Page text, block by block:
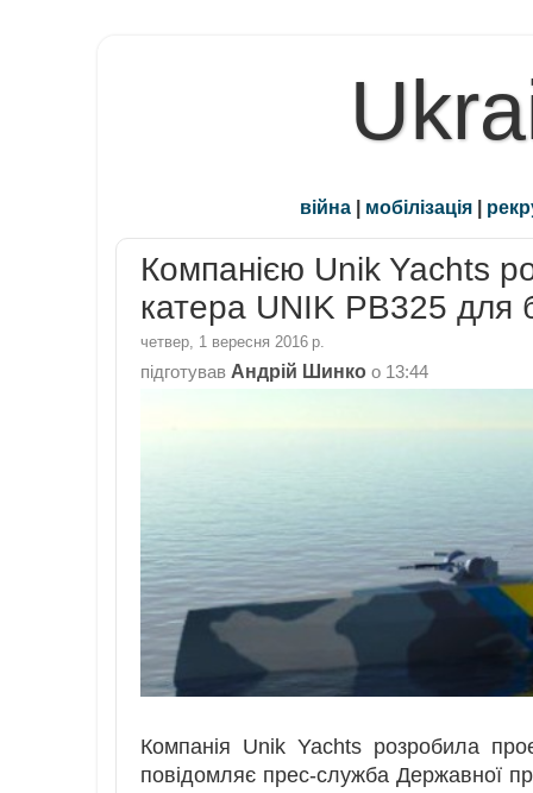
війна | мобілізація |
Компанією Unik Yachts
катера UNIK PB325 для
четвер, 1 вересня 2016 р.
підготував Андрій Шинко о 13:44
Компанія Unik Yachts розробила
повідомляє прес-служба Державної